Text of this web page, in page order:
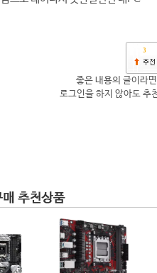
3
좋은 내용의 글이라
로그인을 하지 않아도 추